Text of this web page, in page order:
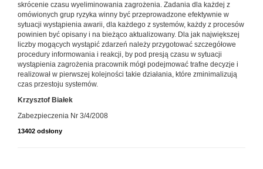
skrócenie czasu wyelimi­nowania zagrożenia. Zadania dla każdej z
omówionych grup ryzyka winny być przeprowadzone efektywnie w
sytuacji wy­stąpienia awarii, dla każdego z systemów, każdy z procesów
powinien być opisany i na bieżąco aktualizowany. Dla jak największej
liczby mogących wystąpić zdarzeń należy przy­gotować szczegółowe
procedury informowania i reakcji, by pod presją czasu w sytuacji
wystąpienia zagrożenia pracow­nik mógł podejmować trafne decyzje i
realizował w pierwszej kolejności takie działania, które zminimalizują
czas przesto­ju systemów.
Krzysztof Białek
Zabezpieczenia Nr 3/4/2008
13402 odsłony